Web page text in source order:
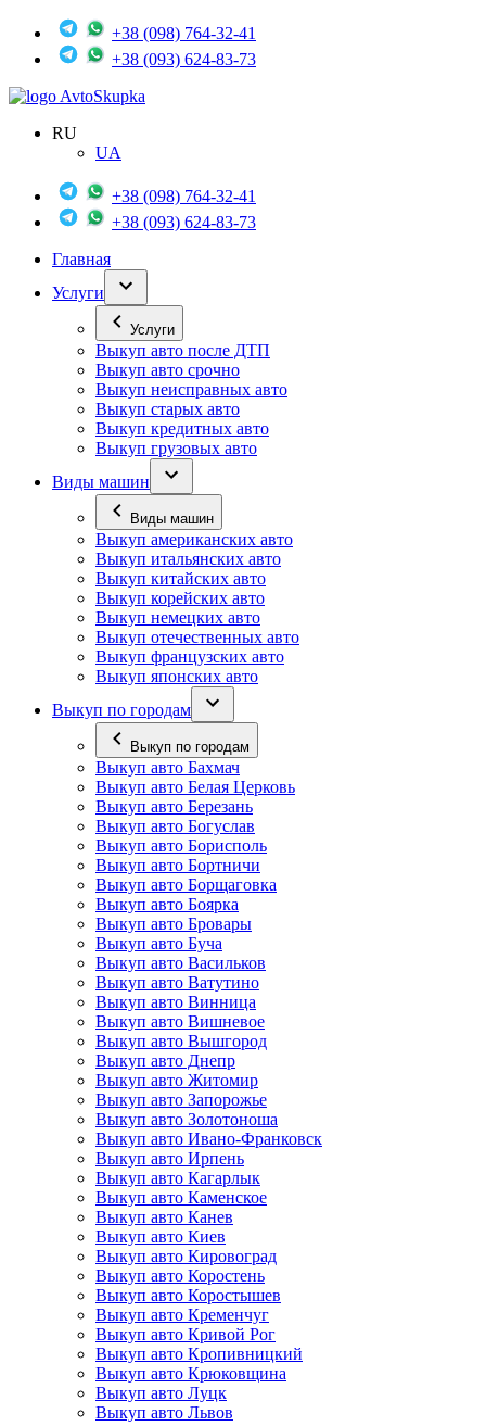
+38 (098) 764-32-41
+38 (093) 624-83-73
AvtoSkupka
RU
UA
+38 (098) 764-32-41
+38 (093) 624-83-73
Главная
Услуги
Услуги
Выкуп авто после ДТП
Выкуп авто срочно
Выкуп неисправных авто
Выкуп старых авто
Выкуп кредитных авто
Выкуп грузовых авто
Виды машин
Виды машин
Выкуп американских авто
Выкуп итальянских авто
Выкуп китайских авто
Выкуп корейских авто
Выкуп немецких авто
Выкуп отечественных авто
Выкуп французских авто
Выкуп японских авто
Выкуп по городам
Выкуп по городам
Выкуп авто Бахмач
Выкуп авто Белая Церковь
Выкуп авто Березань
Выкуп авто Богуслав
Выкуп авто Борисполь
Выкуп авто Бортничи
Выкуп авто Борщаговка
Выкуп авто Боярка
Выкуп авто Бровары
Выкуп авто Буча
Выкуп авто Васильков
Выкуп авто Ватутино
Выкуп авто Винница
Выкуп авто Вишневое
Выкуп авто Вышгород
Выкуп авто Днепр
Выкуп авто Житомир
Выкуп авто Запорожье
Выкуп авто Золотоноша
Выкуп авто Ивано-Франковск
Выкуп авто Ирпень
Выкуп авто Кагарлык
Выкуп авто Каменское
Выкуп авто Канев
Выкуп авто Киев
Выкуп авто Кировоград
Выкуп авто Коростень
Выкуп авто Коростышев
Выкуп авто Кременчуг
Выкуп авто Кривой Рог
Выкуп авто Кропивницкий
Выкуп авто Крюковщина
Выкуп авто Луцк
Выкуп авто Львов